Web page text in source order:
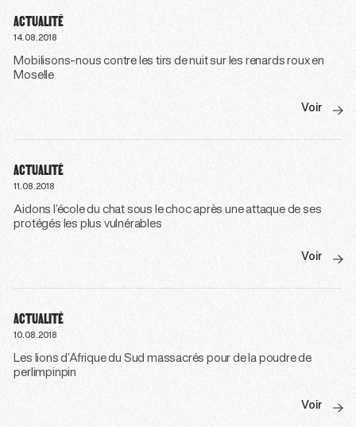
ACTUALITÉ
14.08.2018
Mobilisons-nous contre les tirs de nuit sur les renards roux en
Moselle
Voir
ACTUALITÉ
11.08.2018
Aidons l’école du chat sous le choc après une attaque de ses
protégés les plus vulnérables
Voir
ACTUALITÉ
10.08.2018
Les lions d’Afrique du Sud massacrés pour de la poudre de
perlimpinpin
Voir